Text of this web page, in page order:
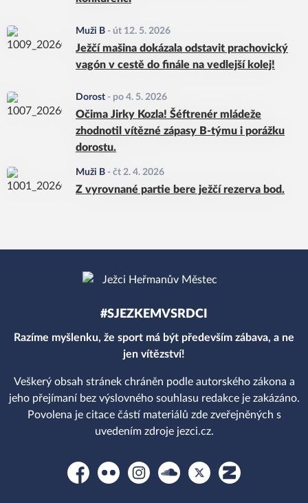
Muži B - út 12. 5. 2026
Ježčí mašina dokázala odstavit prachovický
vagón v cestě do finále na vedlejší kolej!
Dorost - po 4. 5. 2026
Očima Jirky Kozla! Šéftrenér mládeže
zhodnotil vítězné zápasy B-týmu i porážku
dorostu.
Muži B - čt 2. 4. 2026
Z vyrovnané partie bere ježčí rezerva bod.
#SJEZKEMVSRDCI
Razíme myšlenku, že sport má být především zábava, a ne
jen vítězství!
Veškerý obsah stránek chráněn podle autorského zákona a
jeho přejímaní bez výslovného souhlasu redakce je zakázáno.
Povolena je citace částí materiálů zde zveřejněných s
uvedením zdroje jezci.cz.
FacebookFlickr InstagramSoundcloudPlatform XZonerama